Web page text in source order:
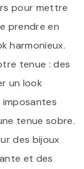
pour mettre
prendre en
harmonieux.
tenue : des
un look
imposantes
tenue sobre.
des bijoux
et des